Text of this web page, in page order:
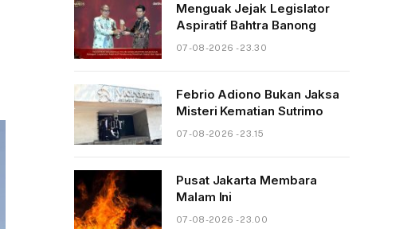
Menguak Jejak Legislator
Aspiratif Bahtra Banong
07-08-2026 - 23.30
Febrio Adiono Bukan Jaksa
Misteri Kematian Sutrimo
07-08-2026 - 23.15
Pusat Jakarta Membara
Malam Ini
07-08-2026 - 23.00